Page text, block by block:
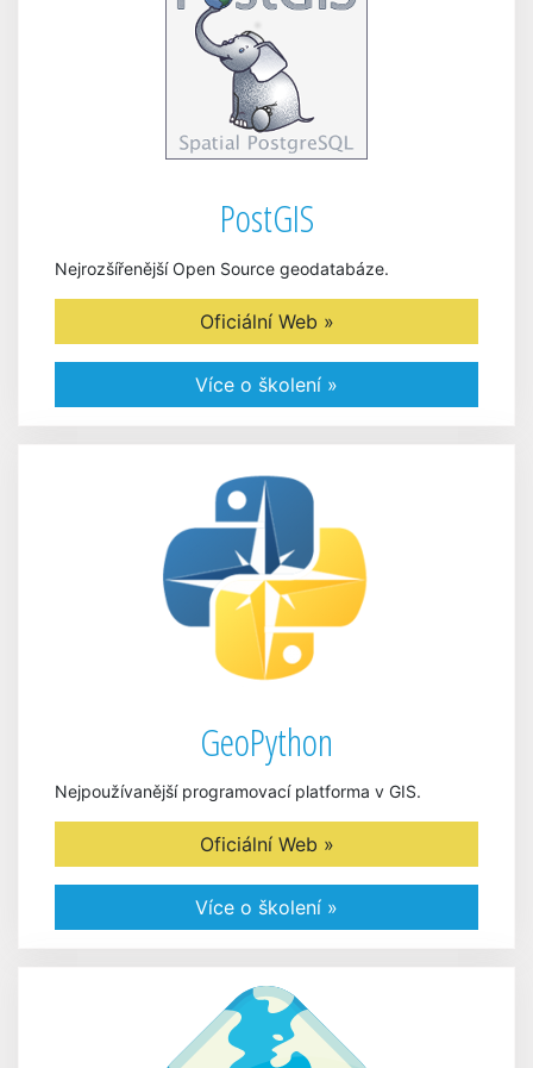
PostGIS
Nejrozšířenější Open Source geodatabáze.
Oficiální Web »
Více o školení »
GeoPython
Nejpoužívanější programovací platforma v GIS.
Oficiální Web »
Více o školení »